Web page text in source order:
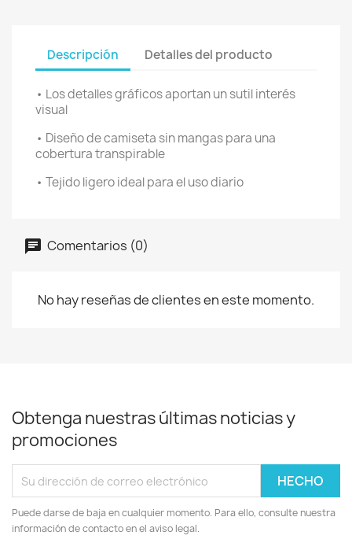
Descripción Detalles del producto
• Los detalles gráficos aportan un sutil interés
visual
• Diseño de camiseta sin mangas para una
cobertura transpirable
• Tejido ligero ideal para el uso diario
Comentarios (0)
No hay reseñas de clientes en este momento.
Obtenga nuestras últimas noticias y
promociones
Puede darse de baja en cualquier momento. Para ello, consulte nuestra
información de contacto en el aviso legal.